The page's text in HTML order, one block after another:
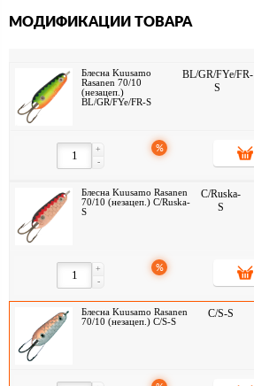
МОДИФИКАЦИИ ТОВАРА
Блесна Kuusamo
Rasanen 70/10
(незацеп.)
BL/GR/FYe/FR-S
BL/GR/FYe/FR-
S
-
+ %
Блесна Kuusamo Rasanen
70/10 (незацеп.) C/Ruska-
S
C/Ruska-
S
-
+ %
Блесна Kuusamo Rasanen
70/10 (незацеп.) C/S-S
C/S-S